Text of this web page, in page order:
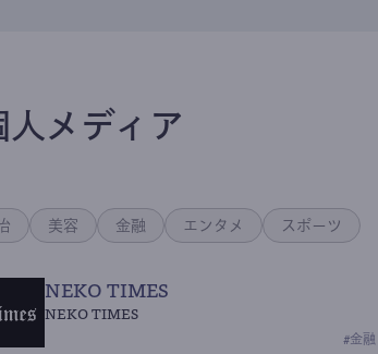
メディア
美容 金融 エンタメ スポーツ
NEKO TIMES
NEKO TIMES
#金融